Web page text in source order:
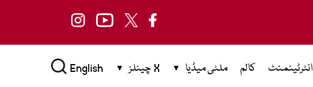
انٹرٹینمنٹ کالم ملٹی میڈیا X چینلز English